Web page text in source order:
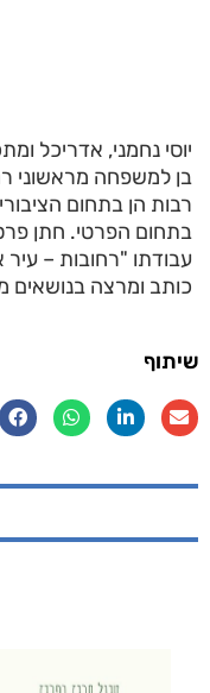
יוסי נחמני, אדריכל
בן למשפחה מראשוני
רבות הן בתחום
בתחום הפרטי. חתן
עבודתו "רחובות – עיר
כותב ומרצה בנושאים
שיתוף